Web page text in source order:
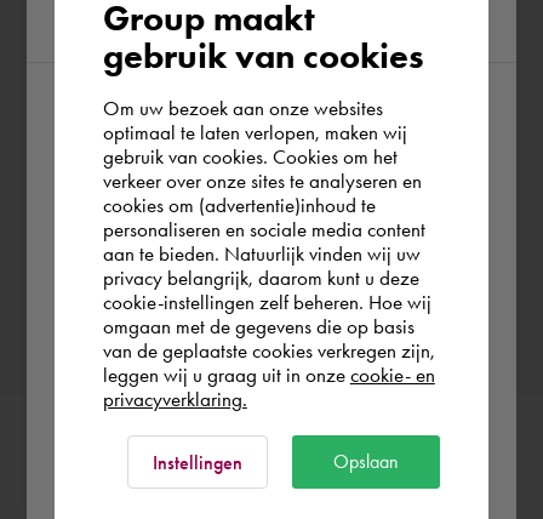
Wanneer wil je Bart boeken?
Kies een datum
Bevestig boeking
region
According to us you are situated in Rest of
the world. Please confirm in which country
you wish to shop.
Nederland
Rest of the world
Group maakt
gebruik van cookies
Om uw bezoek aan onze websites
optimaal te laten verlopen, maken wij
gebruik van cookies. Cookies om het
verkeer over onze sites te analyseren en
cookies om (advertentie)inhoud te
personaliseren en sociale media content
aan te bieden. Natuurlijk vinden wij uw
privacy belangrijk, daarom kunt u deze
cookie-instellingen zelf beheren. Hoe wij
omgaan met de gegevens die op basis
van de geplaatste cookies verkregen zijn,
leggen wij u graag uit in onze cookie- en
privacyverklaring.
Instellingen Opslaan